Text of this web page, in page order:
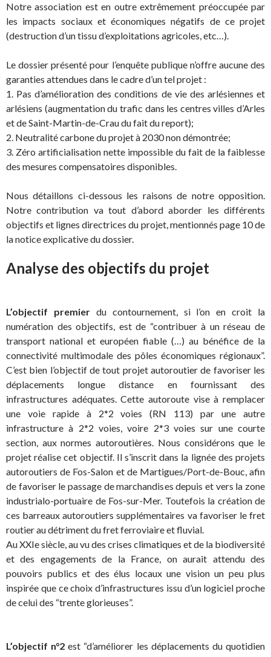
Notre association est en outre extrêmement préoccupée par
les impacts sociaux et économiques négatifs de ce projet
(destruction d’un tissu d’exploitations agricoles, etc…).
Le dossier présenté pour l’enquête publique n’offre aucune des
garanties attendues dans le cadre d’un tel projet :
1. Pas d’amélioration des conditions de vie des arlésiennes et
arlésiens (augmentation du trafic dans les centres villes d’Arles
et de Saint-Martin-de-Crau du fait du report);
2. Neutralité carbone du projet à 2030 non démontrée;
3. Zéro artificialisation nette impossible du fait de la faiblesse
des mesures compensatoires disponibles.
Nous détaillons ci-dessous les raisons de notre opposition.
Notre contribution va tout d’abord aborder les différents
objectifs et lignes directrices du projet, mentionnés page 10 de
la notice explicative du dossier.
Analyse des objectifs du projet
L’objectif premierdu contournement, si l’on en croit la
numération des objectifs, est de “contribuer à un réseau de
transport national et européen fiable (…) au bénéfice de la
connectivité multimodale des pôles économiques régionaux”.
C’est bien l’objectif de tout projet autoroutier de favoriser les
déplacements longue distance en fournissant des
infrastructures adéquates. Cette autoroute vise à remplacer
une voie rapide à 2*2 voies (RN 113) par une autre
infrastructure à 2*2 voies, voire 2*3 voies sur une courte
section, aux normes autoroutières. Nous considérons que le
projet réalise cet objectif. Il s’inscrit dans la lignée des projets
autoroutiers de Fos-Salon et de Martigues/Port-de-Bouc, afin
de favoriser le passage de marchandises depuis et vers la zone
industrialo-portuaire de Fos-sur-Mer. Toutefois la création de
ces barreaux autoroutiers supplémentaires va favoriser le fret
routier au détriment du fret ferroviaire et fluvial.
Au XXIe siècle, au vu des crises climatiques et de la biodiversité
et des engagements de la France, on aurait attendu des
pouvoirs publics et des élus locaux une vision un peu plus
inspirée que ce choix d’infrastructures issu d’un logiciel proche
de celui des “trente glorieuses”.
L’objectif n°2 est “d’améliorer les déplacements du quotidien